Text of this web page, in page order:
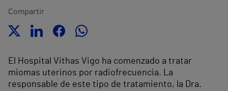
Compartir
El Hospital Vithas Vigo ha comenzado a tratar
miomas uterinos por radiofrecuencia. La
responsable de este tipo de tratamiento, la Dra.